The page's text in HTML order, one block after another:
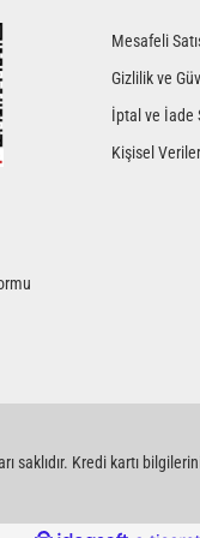
Mesafeli
Gizlilik ve
İptal ve İade
Kişisel
saklıdır. Kredi kartı